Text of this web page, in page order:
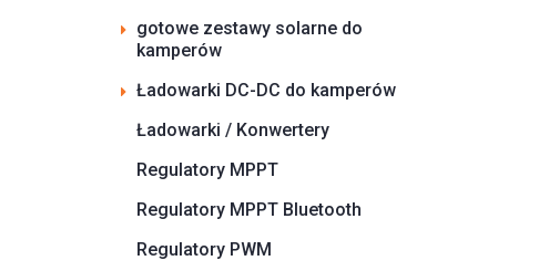
gotowe zestawy solarne do
kamperów
Ładowarki DC-DC do kamperów
Ładowarki / Konwertery
Regulatory MPPT
Regulatory MPPT Bluetooth
Regulatory PWM